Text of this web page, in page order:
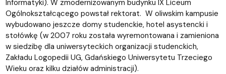
Informatyki). W zmodernizowanym budynku IX Liceum
Ogólnokształcącego powstał rektorat. W oliwskim kampusie
wybudowano jeszcze domy studenckie, hotel asystencki i
stołówkę (w 2007 roku została wyremontowana i zamieniona
w siedzibę dla uniwersyteckich organizacji studenckich,
Zakładu Logopedii UG, Gdańskiego Uniwersytetu Trzeciego
Wieku oraz kilku działów administracji).